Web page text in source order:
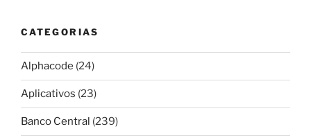
CATEGORIAS
Alphacode (24)
Aplicativos (23)
Banco Central (239)